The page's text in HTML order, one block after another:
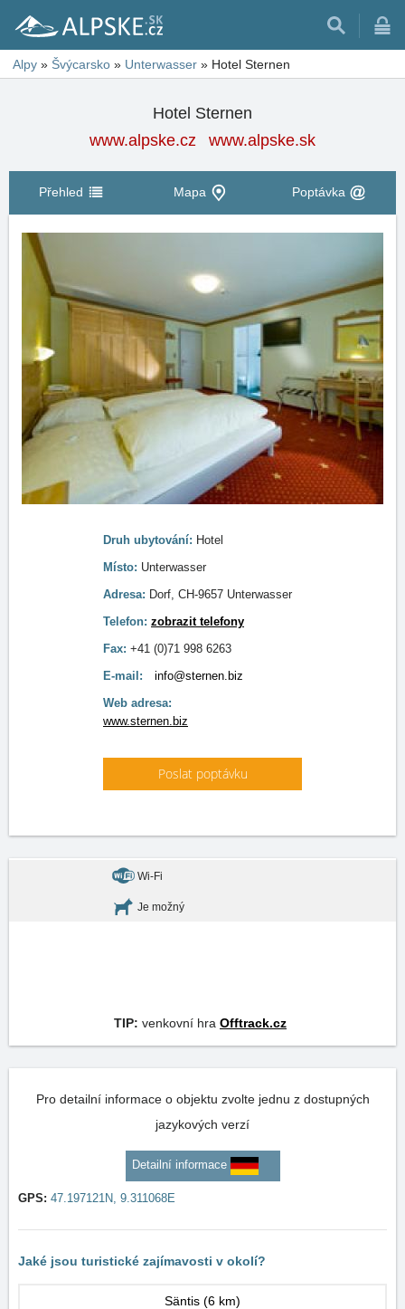
Alpy » Švýcarsko » Unterwasser » Hotel Sternen
Hotel Sternen
www.alpske.cz
www.alpske.sk
Přehled Mapa Poptávka
Druh ubytování: Hotel
Místo: Unterwasser
Adresa: Dorf, CH-9657 Unterwasser
Telefon: zobrazit telefony
Fax: +41 (0)71 998 6263
E-mail:
info@sternen.biz
Web adresa:
www.sternen.biz
Poslat poptávku
Wi-Fi
Je možný
TIP: venkovní hra Offtrack.cz
Pro detailní informace o objektu zvolte jednu z dostupných
jazykových verzí
Detailní informace
GPS: 47.197121N, 9.311068E
Jaké jsou turistické zajímavosti v okolí?
Säntis (6 km)